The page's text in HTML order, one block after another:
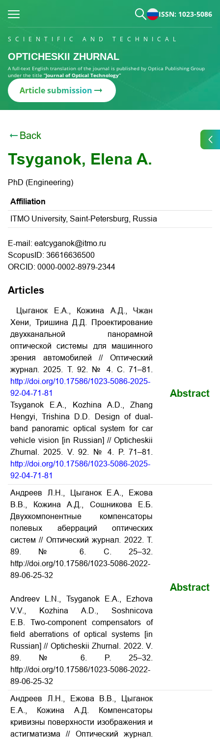
ISSN: 1023-5086
SCIENTIFIC AND TECHNICAL
OPTICHESKII ZHURNAL
A full-text English translation of the journal is published by Optica Publishing Group
under the title “Journal of Optical Technology”
Article submission
Back
Tsyganok, Elena A.
PhD (Engineering)
Affiliation
ITMO University, Saint-Petersburg, Russia
E-mail: eatcyganok@itmo.ru
ScopusID: 36616636500
ORCID: 0000-0002-8979-2344
Articles
Цыганок Е.А., Кожина А.Д., Чжан
Хени, Тришина Д.Д. Проектирование
двухканальной панорамной
оптической системы для машинного
зрения автомобилей // Оптический
журнал. 2025. Т. 92. № 4. С. 71–81.
http://doi.org/10.17586/1023-5086-2025-
92-04-71-81
Tsyganok E.A., Kozhina A.D., Zhang
Hengyi, Trishina D.D. Design of dual-
band panoramic optical system for car
vehicle vision [in Russian] // Opticheskii
Zhurnal. 2025. V. 92. № 4. P. 71–81.
http://doi.org/10.17586/1023-5086-2025-
92-04-71-81
Abstract
Андреев Л.Н., Цыганок Е.А., Ежова
В.В., Кожина А.Д., Сошникова Е.Б.
Двухкомпонентные компенсаторы
полевых аберраций оптических
систем // Оптический журнал. 2022. Т.
89. № 6. С. 25–32.
http://doi.org/10.17586/1023-5086-2022-
89-06-25-32
Andreev L.N., Tsyganok E.A., Ezhova
V.V., Kozhina A.D., Soshnicova
E.B. Two-component compensators of
field aberrations of optical systems [in
Russian] // Opticheskii Zhurnal. 2022. V.
89. № 6. P. 25–32.
http://doi.org/10.17586/1023-5086-2022-
89-06-25-32
Abstract
Андреев Л.Н., Ежова В.В., Цыганок
Е.А., Кожина А.Д. Компенсаторы
кривизны поверхности изображения и
астигматизма // Оптический журнал.